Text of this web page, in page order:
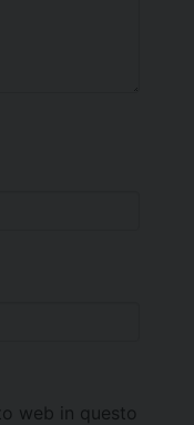
web in questo